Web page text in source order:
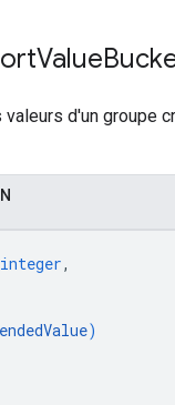
Value
d'un groupe
integer,
)